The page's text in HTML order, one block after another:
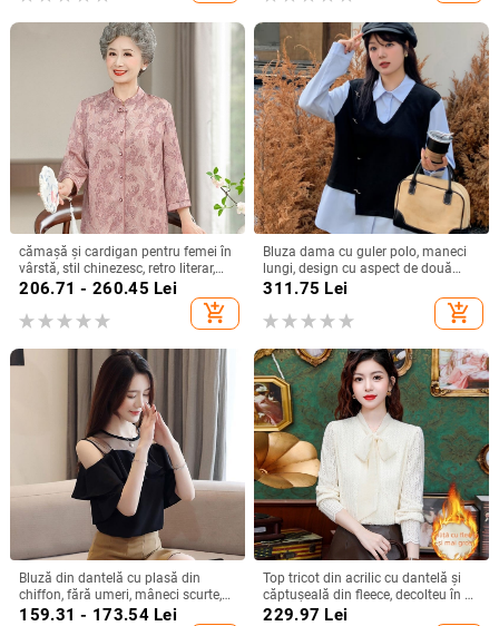
cămașă și cardigan pentru femei în
vârstă, stil chinezesc, retro literar,
conținut țesătură 30–50%, fără
206.71 - 260.45 Lei
add_shopping_cart
Bluza dama cu guler polo, maneci
lungi, design cu aspect de două
piese (faux) și efect slimming, tricot
din bumbac Mamba, 50–70%
bumbac / 30–50% poliester
311.75 Lei
add_shopping_cart
Bluză din dantelă cu plasă din
chiffon, fără umeri, mâneci scurte,
primăvara 2022, stil urban lejer
159.31 - 173.54Lei
Top tricot din acrilic cu dantelă și
căptușeală din fleece, decolteu în V,
mâneci lungi, croială dreaptă, Iarnă
229.97 Lei